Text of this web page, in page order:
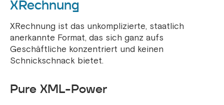
XRechnung
XRechnung ist das unkomplizierte, staatlich
anerkannte Format, das sich ganz aufs
Geschäftliche konzentriert und keinen
Schnickschnack bietet.
Pure XML-Power